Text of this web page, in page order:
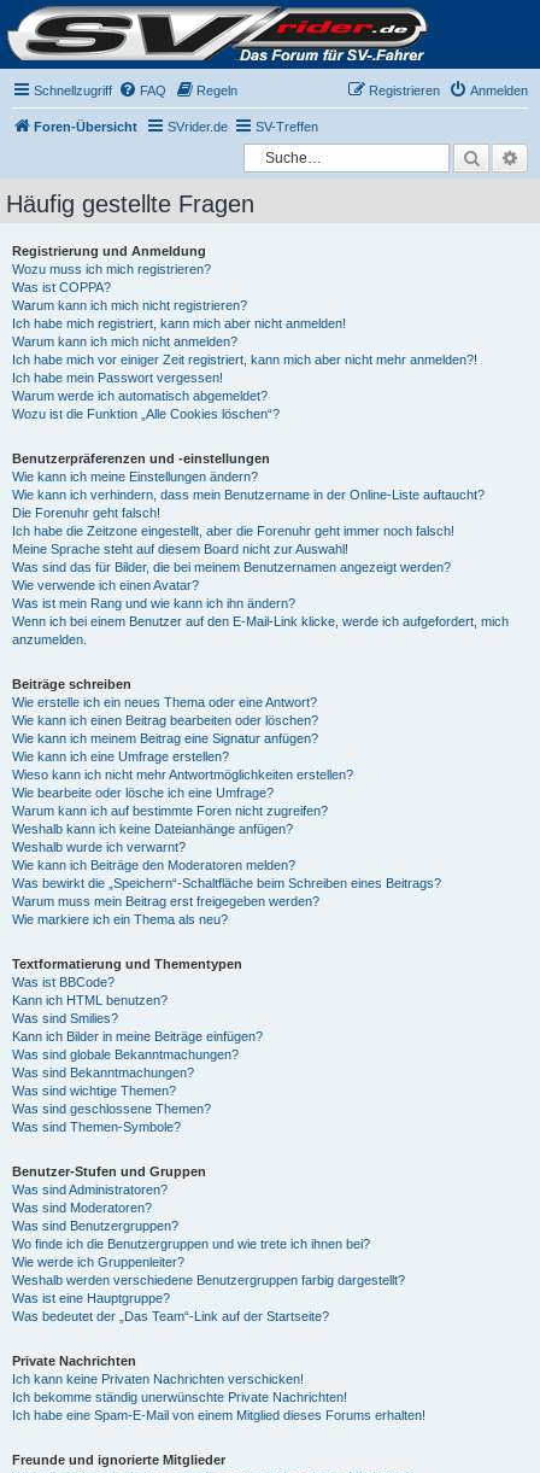
Schnellzugriff FAQ Regeln Anmelden
Registrieren
Foren-Übersicht SVrider.de SV-Treffen
Suche
Häufig gestellte Fragen
Registrierung und Anmeldung
Wozu muss ich mich registrieren?
Was ist COPPA?
Warum kann ich mich nicht registrieren?
Ich habe mich registriert, kann mich aber nicht anmelden!
Warum kann ich mich nicht anmelden?
Ich habe mich vor einiger Zeit registriert, kann mich aber nicht mehr anmelden?!
Ich habe mein Passwort vergessen!
Warum werde ich automatisch abgemeldet?
Wozu ist die Funktion „Alle Cookies löschen“?
Benutzerpräferenzen und -einstellungen
Wie kann ich meine Einstellungen ändern?
Wie kann ich verhindern, dass mein Benutzername in der Online-Liste auftaucht?
Die Forenuhr geht falsch!
Ich habe die Zeitzone eingestellt, aber die Forenuhr geht immer noch falsch!
Meine Sprache steht auf diesem Board nicht zur Auswahl!
Was sind das für Bilder, die bei meinem Benutzernamen angezeigt werden?
Wie verwende ich einen Avatar?
Was ist mein Rang und wie kann ich ihn ändern?
Wenn ich bei einem Benutzer auf den E-Mail-Link klicke, werde ich aufgefordert, mich
anzumelden.
Beiträge schreiben
Wie erstelle ich ein neues Thema oder eine Antwort?
Wie kann ich einen Beitrag bearbeiten oder löschen?
Wie kann ich meinem Beitrag eine Signatur anfügen?
Wie kann ich eine Umfrage erstellen?
Wieso kann ich nicht mehr Antwortmöglichkeiten erstellen?
Wie bearbeite oder lösche ich eine Umfrage?
Warum kann ich auf bestimmte Foren nicht zugreifen?
Weshalb kann ich keine Dateianhänge anfügen?
Weshalb wurde ich verwarnt?
Wie kann ich Beiträge den Moderatoren melden?
Was bewirkt die „Speichern“-Schaltfläche beim Schreiben eines Beitrags?
Warum muss mein Beitrag erst freigegeben werden?
Wie markiere ich ein Thema als neu?
Textformatierung und Thementypen
Was ist BBCode?
Kann ich HTML benutzen?
Was sind Smilies?
Kann ich Bilder in meine Beiträge einfügen?
Was sind globale Bekanntmachungen?
Was sind Bekanntmachungen?
Was sind wichtige Themen?
Was sind geschlossene Themen?
Was sind Themen-Symbole?
Benutzer-Stufen und Gruppen
Was sind Administratoren?
Was sind Moderatoren?
Was sind Benutzergruppen?
Wo finde ich die Benutzergruppen und wie trete ich ihnen bei?
Wie werde ich Gruppenleiter?
Weshalb werden verschiedene Benutzergruppen farbig dargestellt?
Was ist eine Hauptgruppe?
Was bedeutet der „Das Team“-Link auf der Startseite?
Private Nachrichten
Ich kann keine Privaten Nachrichten verschicken!
Ich bekomme ständig unerwünschte Private Nachrichten!
Ich habe eine Spam-E-Mail von einem Mitglied dieses Forums erhalten!
Freunde und ignorierte Mitglieder